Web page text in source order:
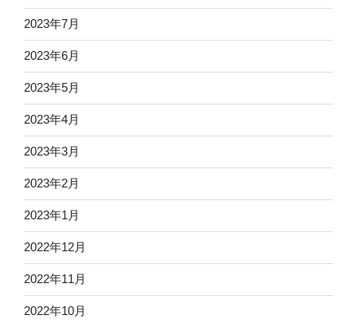
2023年7月
2023年6月
2023年5月
2023年4月
2023年3月
2023年2月
2023年1月
2022年12月
2022年11月
2022年10月